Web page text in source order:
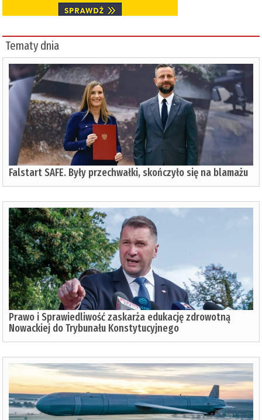
Tematy dnia
Falstart SAFE. Były przechwałki, skończyło się na blamażu
Prawo i Sprawiedliwość zaskarża edukację zdrowotną
Nowackiej do Trybunału Konstytucyjnego